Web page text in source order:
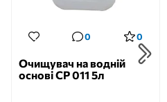
0 0
Очищувач на водній
основі CP 011 5л